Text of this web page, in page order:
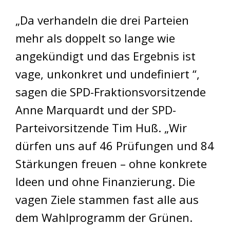
„Da verhandeln die drei Parteien
mehr als doppelt so lange wie
angekündigt und das Ergebnis ist
vage, unkonkret und undefiniert “,
sagen die SPD-Fraktionsvorsitzende
Anne Marquardt und der SPD-
Parteivorsitzende Tim Huß. „Wir
dürfen uns auf 46 Prüfungen und 84
Stärkungen freuen – ohne konkrete
Ideen und ohne Finanzierung. Die
vagen Ziele stammen fast alle aus
dem Wahlprogramm der Grünen.